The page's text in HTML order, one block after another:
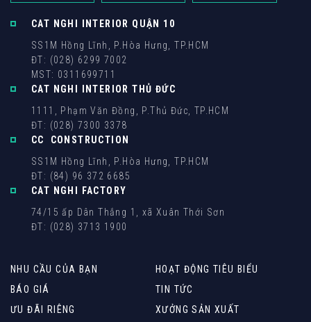
CAT NGHI INTERIOR QUẬN 10
SS1M Hồng Lĩnh, P.Hòa Hưng, TP.HCM
ĐT: (028) 6299 7002
MST: 0311699711
CAT NGHI INTERIOR THỦ ĐỨC
1111, Phạm Văn Đồng, P.Thủ Đức, TP.HCM
ĐT: (028) 7300 3378
CC CONSTRUCTION
SS1M Hồng Lĩnh, P.Hòa Hưng, TP.HCM
ĐT: (84) 96 372 6685
CAT NGHI FACTORY
74/15 ấp Dân Thắng 1, xã Xuân Thới Sơn
ĐT: (028) 3713 1900
NHU CẦU CỦA BẠN
HOẠT ĐỘNG TIÊU BIỂU
BÁO GIÁ
TIN TỨC
ƯU ĐÃI RIÊNG
XƯỞNG SẢN XUẤT